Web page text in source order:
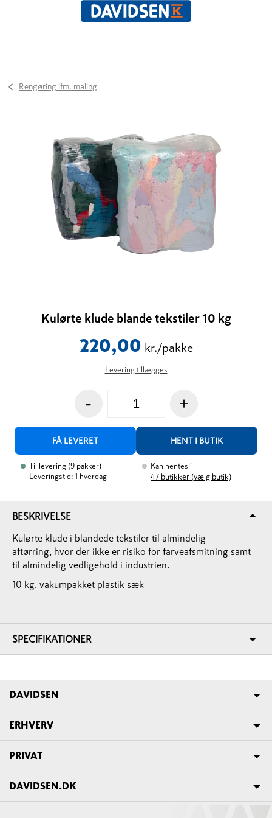
Rengøring ifm. maling
Kulørte klude blande tekstiler 10 kg
220,00 kr./pakke
Levering tillægges
- +
FÅ LEVERET HENT I BUTIK
Til levering (9 pakker)
Leveringstid: 1 hverdag
Kan hentes i
47 butikker (vælg butik)
BESKRIVELSE
Kulørte klude i blandede tekstiler til almindelig
aftørring, hvor der ikke er risiko for farveafsmitning samt
til almindelig vedligehold i industrien.
10 kg. vakumpakket plastik sæk
SPECIFIKATIONER
DAVIDSEN
ERHVERV
PRIVAT
DAVIDSEN.DK